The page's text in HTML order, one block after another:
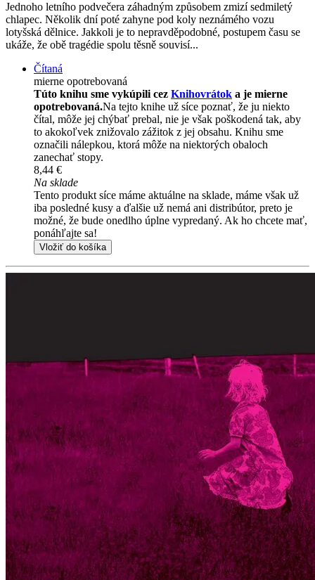
Jednoho letního podvečera záhadným způsobem zmizí sedmiletý
chlapec. Několik dní poté zahyne pod koly neznámého vozu
lotyšská dělnice. Jakkoli je to nepravděpodobné, postupem času se
ukáže, že obě tragédie spolu těsně souvisí...
Čítaná
mierne opotrebovaná
Túto knihu sme vykúpili cez Knihovrátok a je mierne
opotrebovaná.Na tejto knihe už síce poznať, že ju niekto
čítal, môže jej chýbať prebal, nie je však poškodená tak, aby
to akokoľvek znižovalo zážitok z jej obsahu. Knihu sme
označili nálepkou, ktorá môže na niektorých obaloch
zanechať stopy.
8,44 €
Na sklade
Tento produkt síce máme aktuálne na sklade, máme však už
iba posledné kusy a ďalšie už nemá ani distribútor, preto je
možné, že bude onedlho úplne vypredaný. Ak ho chcete mať,
ponáhľajte sa!
Vložiť do košíka